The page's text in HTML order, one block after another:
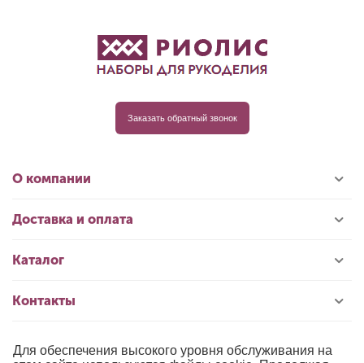
Заказать обратный звонок
О компании
Доставка и оплата
Каталог
Контакты
Для обеспечения высокого уровня обслуживания на